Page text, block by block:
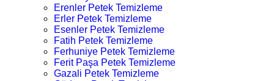
Erenler Petek Temizleme
Erler Petek Temizleme
Esenler Petek Temizleme
Fatih Petek Temizleme
Ferhuniye Petek Temizleme
Ferit Paşa Petek Temizleme
Gazali Petek Temizleme